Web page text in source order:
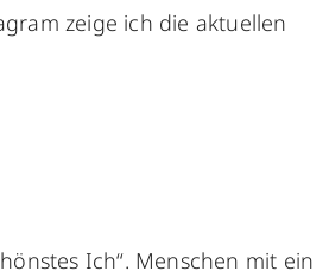
zeige ich die aktuellen
Ich“. Menschen mit ein